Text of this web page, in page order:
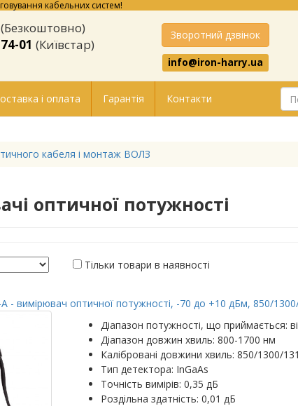
кабельних систем!
(Безкоштовно)
01 (Київстар)
Зворотний дзвінок
info@iron-harry.ua
і оплата Гарантія Контакти
кабеля і монтаж ВОЛЗ
оптичної потужності
Тільки товари в наявності
- вимірювач оптичної потужності, -70 до +10 дБм, 850/
Діапазон потужності, що приймається:
Діапазон довжин хвиль: 800-1700 нм
Калібровані довжини хвиль: 850/1300/
Тип детектора: InGaAs
Точність вимірів: 0,35 дБ
Роздільна здатність: 0,01 дБ